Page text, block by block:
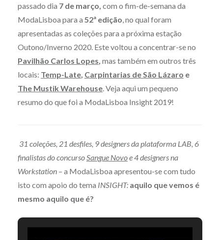
passado dia 7 de março, com o fim-de-semana da
ModaLisboa para a 52ª edição, no qual foram
apresentadas as coleções para a próxima estação
Outono/Inverno 2020. Este voltou a concentrar-se no
Pavilhão Carlos Lopes, mas também em outros três
locais: Temp-Late, Carpintarias de São Lázaro e
The Mustik Warehouse. Veja aqui um pequeno
resumo do que foi a ModaLisboa Insight 2019!
31 coleções, 21 desfiles, 9 designers da plataforma LAB, 6
finalistas do concursoSangue Novoe 4 designers na
Workstation– a ModaLisboa apresentou-se com tudo
isto com apoio do tema INSIGHT:aquilo que vemos é
mesmo aquilo que é?